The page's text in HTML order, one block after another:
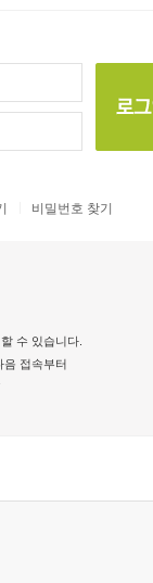
비밀번호 찾기
수 있습니다.
음 접속부터